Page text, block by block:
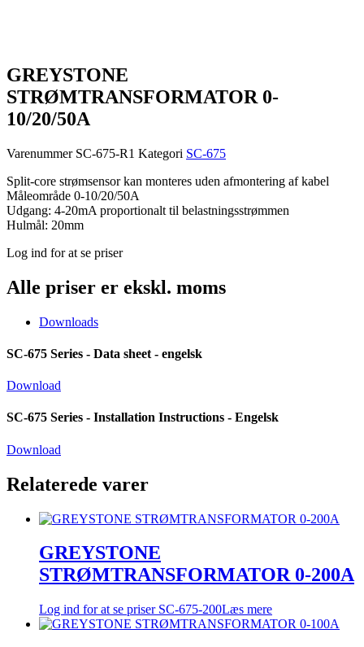
GREYSTONE
STRØMTRANSFORMATOR 0-
10/20/50A
Varenummer SC-675-R1 Kategori SC-675
Split-core strømsensor kan monteres uden afmontering af kabel
Måleområde 0-10/20/50A
Udgang: 4-20mA proportionalt til belastningsstrømmen
Hulmål: 20mm
Log ind for at se priser
Alle priser er ekskl. moms
Downloads
SC-675 Series - Data sheet - engelsk
Download
SC-675 Series - Installation Instructions - Engelsk
Download
Relaterede varer
GREYSTONE
STRØMTRANSFORMATOR 0-200A
Log ind for at se priserSC-675-200Læs mere